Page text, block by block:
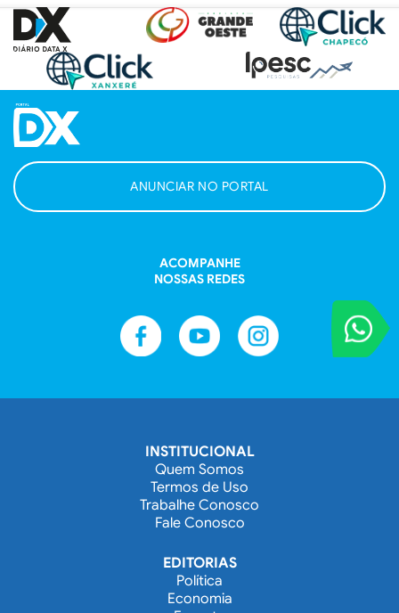
VOCÊ
Entre em
ANUNCIAR NO PORTAL
ACOMPANHE
NOSSAS REDES
INSTITUCIONAL
Quem Somos
Termos de Uso
Trabalhe Conosco
Fale Conosco
EDITORIAS
Política
Economia